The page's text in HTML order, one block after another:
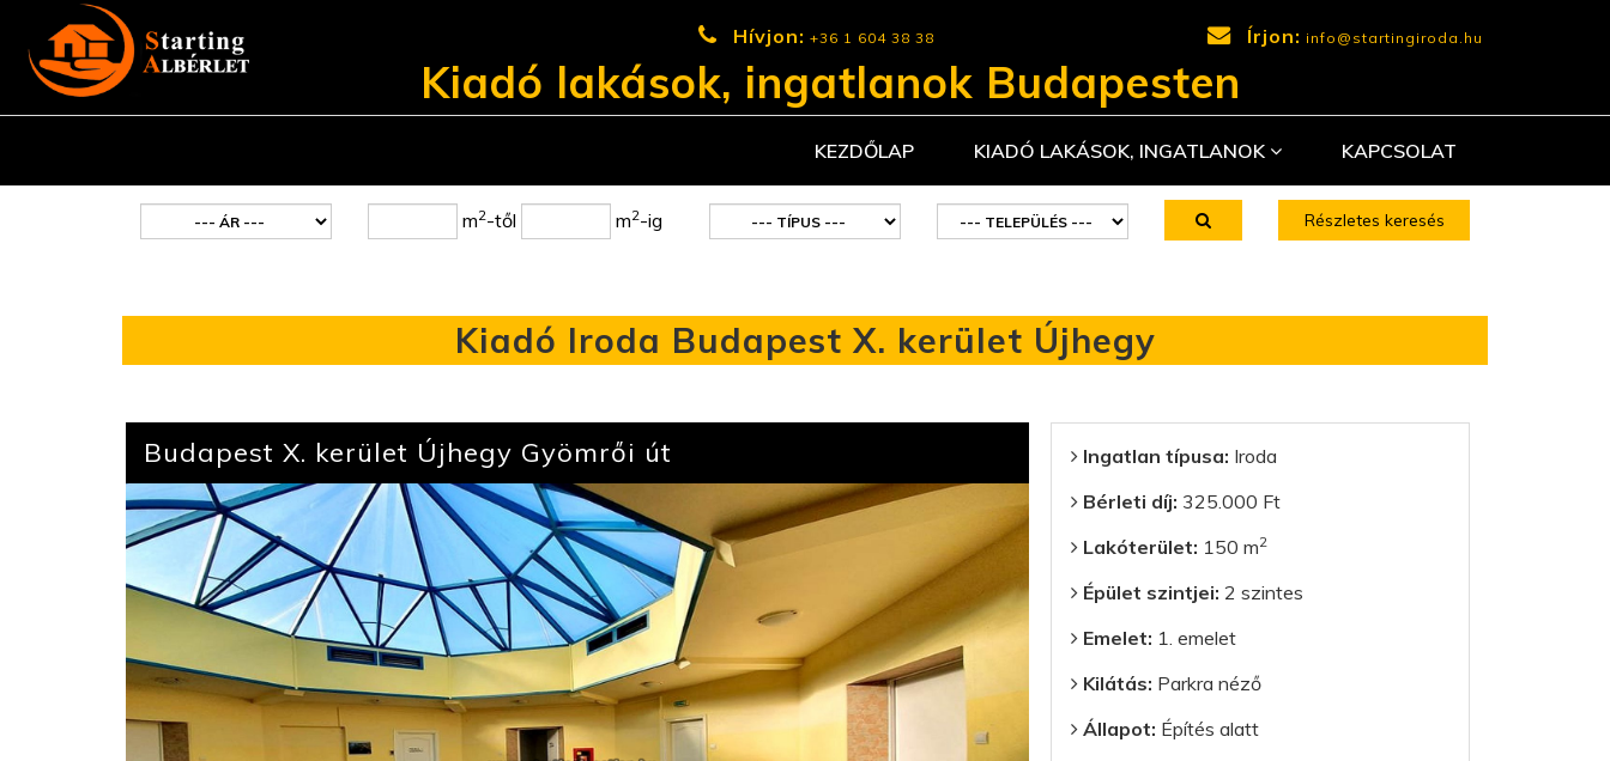
Hívjon: +36 1 604 38 38 Írjon: info@startingiroda.hu
Kiadó lakások, ingatlanok Budapesten
KEZDŐLAP KIADÓ LAKÁSOK, INGATLANOK KAPCSOLAT
m2-től m2-ig Részletes keresés
Kiadó Iroda Budapest X. kerület Újhegy
Budapest X. kerület Újhegy Gyömrői út Ingatlan típusa: Iroda
Bérleti díj: 325.000 Ft
Lakóterület: 150 m2
Épület szintjei: 2 szintes
Emelet: 1. emelet
Kilátás: Parkra néző
Állapot: Építés alatt